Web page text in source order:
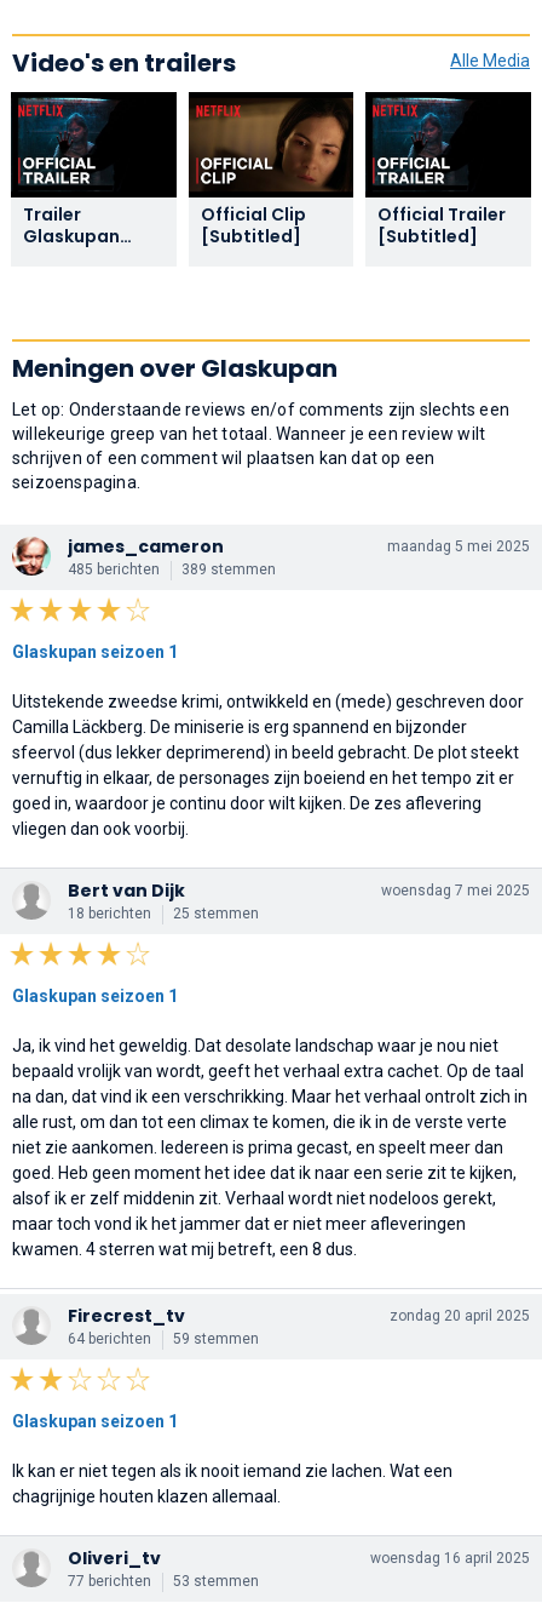
Video's en trailers Alle Media
Trailer
Glaskupan
Official Clip
[Subtitled]
Official Trailer
[Subtitled]
Meningen over Glaskupan
Let op: Onderstaande reviews en/of comments zijn slechts een
willekeurige greep van het totaal. Wanneer je een review wilt
schrijven of een comment wil plaatsen kan dat op een
seizoenspagina.
james_cameron
485 berichten 389 stemmen
maandag 5 mei 2025
Glaskupan seizoen 1
Uitstekende zweedse krimi, ontwikkeld en (mede) geschreven door
Camilla Läckberg. De miniserie is erg spannend en bijzonder
sfeervol (dus lekker deprimerend) in beeld gebracht. De plot steekt
vernuftig in elkaar, de personages zijn boeiend en het tempo zit er
goed in, waardoor je continu door wilt kijken. De zes aflevering
vliegen dan ook voorbij.
Bert van Dijk
18 berichten 25 stemmen
woensdag 7 mei 2025
Glaskupan seizoen 1
Ja, ik vind het geweldig. Dat desolate landschap waar je nou niet
bepaald vrolijk van wordt, geeft het verhaal extra cachet. Op de taal
na dan, dat vind ik een verschrikking. Maar het verhaal ontrolt zich in
alle rust, om dan tot een climax te komen, die ik in de verste verte
niet zie aankomen. Iedereen is prima gecast, en speelt meer dan
goed. Heb geen moment het idee dat ik naar een serie zit te kijken,
alsof ik er zelf middenin zit. Verhaal wordt niet nodeloos gerekt,
maar toch vond ik het jammer dat er niet meer afleveringen
kwamen. 4 sterren wat mij betreft, een 8 dus.
Firecrest_tv
64 berichten 59 stemmen
zondag 20 april 2025
Glaskupan seizoen 1
Ik kan er niet tegen als ik nooit iemand zie lachen. Wat een
chagrijnige houten klazen allemaal.
Oliveri_tv
77 berichten 53 stemmen
woensdag 16 april 2025